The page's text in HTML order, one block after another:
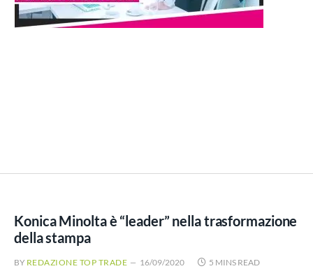
Konica Minolta è “leader” nella trasformazione
della stampa
BY REDAZIONE TOP TRADE 16/09/2020 5 MINS READ